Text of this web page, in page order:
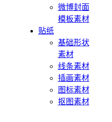
微博封面
模板素材
贴纸
基础形状
素材
线条素材
插画素材
图标素材
抠图素材